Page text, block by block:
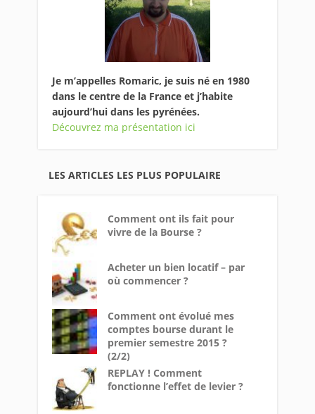
Je m’appelles Romaric, je suis né en 1980
dans le centre de la France et j’habite
aujourd’hui dans les pyrénées.
Découvrez ma présentation ici
LES ARTICLES LES PLUS POPULAIRE
Comment ont ils fait pour
vivre de la Bourse ?
Acheter un bien locatif – par
où commencer ?
Comment ont évolué mes
comptes bourse durant le
premier semestre 2015 ?
(2/2)
REPLAY ! Comment
fonctionne l’effet de levier ?